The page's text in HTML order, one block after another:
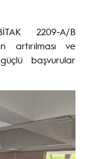
2209-A/B
artırılması ve
başvurular